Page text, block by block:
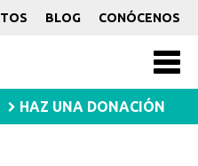
BLOG CONÓCENOS
HAZ UNA DONACIÓN